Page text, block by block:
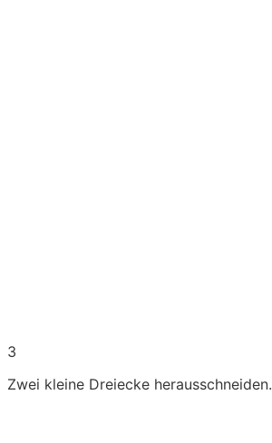
3
Zwei kleine Dreiecke herausschneiden.